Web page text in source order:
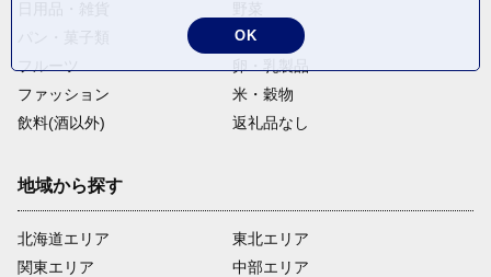
電化製品
ファッション
米・穀物
飲料(酒以外)
返礼品なし
地域から探す
北海道エリア
関東エリア
東北エリア
中部エリア
OK